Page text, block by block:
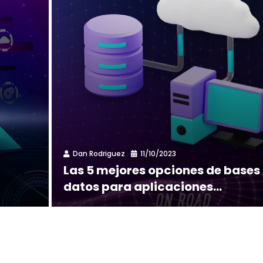
Dan Rodriguez 11/10/2023
Las 5 mejores opciones de bases
datos para aplicaciones...